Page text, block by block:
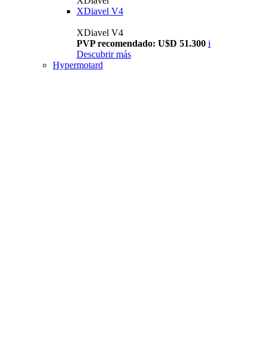
XDiavel V4
XDiavel V4
PVP recomendado: U$D 51.300 i
Descubrir más
Hypermotard